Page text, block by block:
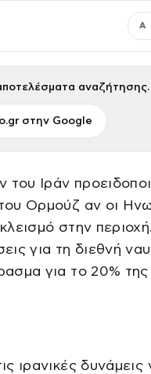
Α
αναζήτησης.
στην Google
Ιράν
Ορμούζ αν οι
στην
για τη διεθνή
για το 20% της
ιρανικές δυνάμεις